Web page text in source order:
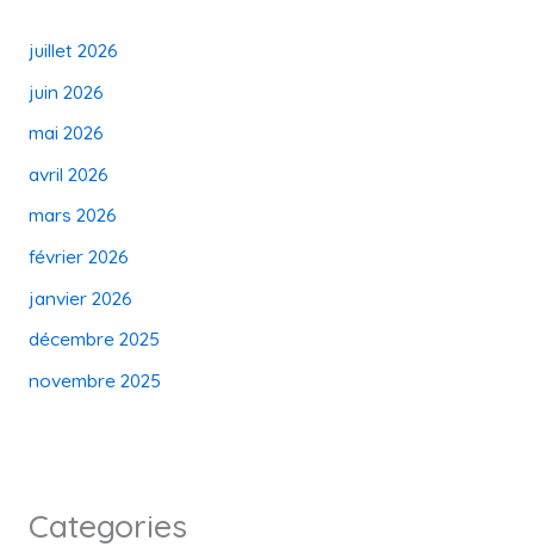
juillet 2026
juin 2026
mai 2026
avril 2026
mars 2026
février 2026
janvier 2026
décembre 2025
novembre 2025
Categories